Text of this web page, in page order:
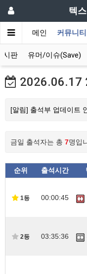
텍
메인 커뮤니티
시판 유머/이슈(Save)
2026.06.17
[알림] 출석부 업데이트
금일 출석자는 총 7명입
순위 출석시간
1등 00:00:45
2등 03:35:36